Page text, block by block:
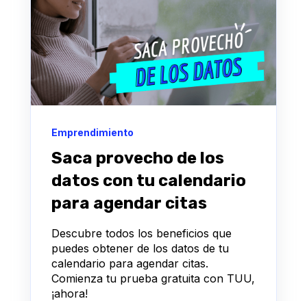
Emprendimiento
Saca provecho de los
datos con tu calendario
para agendar citas
Descubre todos los beneficios que
puedes obtener de los datos de tu
calendario para agendar citas.
Comienza tu prueba gratuita con TUU,
¡ahora!